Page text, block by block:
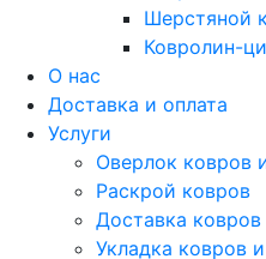
Шерстяной
Ковролин-
О нас
Доставка и оплата
Услуги
Оверлок ковров
Раскрой ковров
Доставка ковров
Укладка ковров